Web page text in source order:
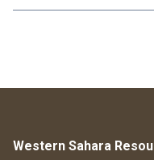
Western Sahara